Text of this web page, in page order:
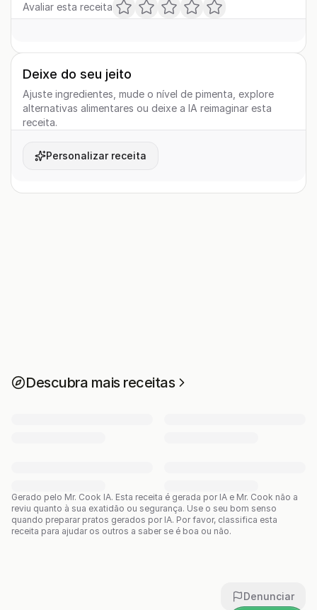
Avaliar esta receita
Deixe do seu jeito
Ajuste ingredientes, mude o nível de pimenta, explore
alternativas alimentares ou deixe a IA reimaginar esta
receita.
Personalizar receita
Descubra mais receitas
Gerado pelo Mr. Cook IA. Esta receita é gerada por IA e Mr. Cook não a
reviu quanto à sua exatidão ou segurança. Use o seu bom senso
quando preparar pratos gerados por IA. Por favor, classifica esta
receita para ajudar os outros a saber se é boa ou não.
Denunciar